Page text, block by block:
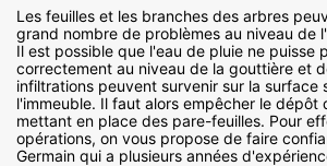
Les feuilles et les branches des arbres
grand nombre de problèmes au niveau de
Il est possible que l'eau de pluie ne puisse
correctement au niveau de la gouttière et
infiltrations peuvent survenir sur la surface
l'immeuble. Il faut alors empêcher le dépôt
mettant en place des pare-feuilles. Pour
opérations, on vous propose de faire
Germain qui a plusieurs années